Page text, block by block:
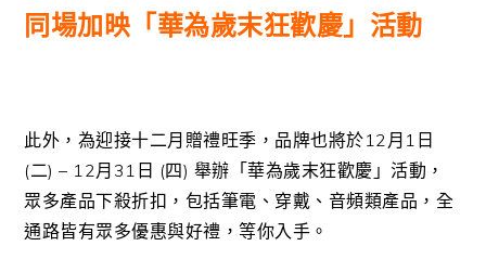
同場加映「華為歲末狂歡慶」活動
此外，為迎接十二月贈禮旺季，品牌也將於12月1日
(二) – 12月31日 (四) 舉辦「華為歲末狂歡慶」活動，
眾多產品下殺折扣，包括筆電、穿戴、音頻類產品，全
通路皆有眾多優惠與好禮，等你入手。